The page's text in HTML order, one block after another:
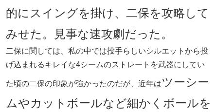
的にスイングを掛け、二保を攻略して
みせた。見事な速攻劇だった。
二保に関しては、私の中では投手らしいシルエットから投
げ込まれるキレイな4シームのストレートを武器にしてい
た頃の二保の印象が強かったのだが、近年はツーシー
ムやカットボールなど細かくボールを